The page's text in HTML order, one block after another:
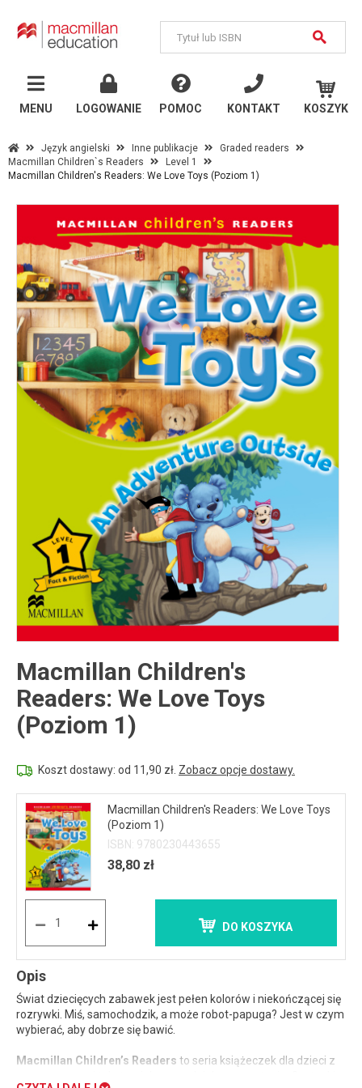
MENU LOGOWANIE POMOC KONTAKT KOSZYK
Język angielski Inne publikacje
Graded readers
Macmillan Children`s Readers
Level 1
Macmillan Children's Readers: We Love Toys (Poziom 1)
Macmillan Children's
Readers: We Love Toys
(Poziom 1)
Koszt dostawy: od 11,90 zł. Zobacz opcje dostawy.
Macmillan Children's Readers: We Love Toys
(Poziom 1)
ISBN: 9780230443655
38,80 zł
DO KOSZYKA
Opis
Świat dziecięcych zabawek jest pełen kolorów i niekończącej się
rozrywki. Miś, samochodzik, a może robot-papuga? Jest w czym
wybierać, aby dobrze się bawić.
Macmillan Children’s Readers to seria książeczek dla dzieci z
MENU
Język
angielski
Szkoły językowe i
Język
niemiecki
Szkoły państwowe
Szkoły językowe i
uczelnie
Inne publikacje
Inne
języki